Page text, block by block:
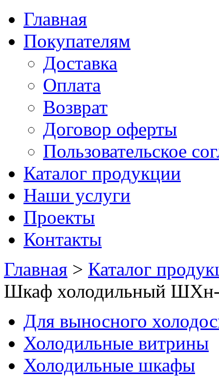
Главная
Покупателям
Доставка
Оплата
Возврат
Договор оферты
Пользовательское
Каталог продукции
Наши услуги
Проекты
Контакты
Главная > Каталог
Шкаф холодильный
Для выносного
Холодильные витрины
Холодильные шкафы